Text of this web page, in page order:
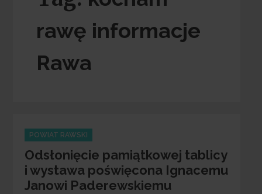
rawę informacje
Rawa
Categories
POWIAT RAWSKI
Odsłonięcie pamiątkowej tablicy
i wystawa poświęcona Ignacemu
Janowi Paderewskiemu